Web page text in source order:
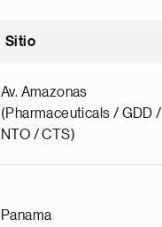
Sitio
Av. Amazonas
(Pharmaceuticals / GDD /
NTO / CTS)
Panama